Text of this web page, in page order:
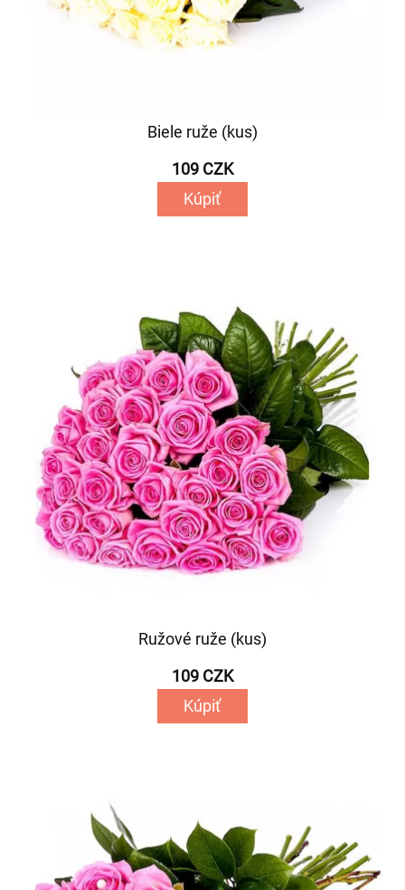
Biele ruže (kus)
109 CZK
Kúpiť
Ružové ruže (kus)
109 CZK
Kúpiť